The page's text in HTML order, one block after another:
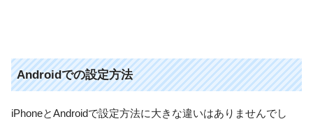
Androidでの設定方法
iPhoneとAndroidで設定方法に大きな違いはありませんでし